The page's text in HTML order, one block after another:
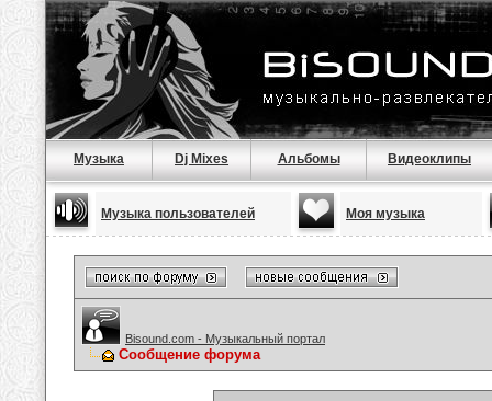
Музыка Dj Mixes Альбомы Видеоклипы
Музыка пользователей Моя музыка
Bisound.com - Музыкальный портал
Сообщение форума